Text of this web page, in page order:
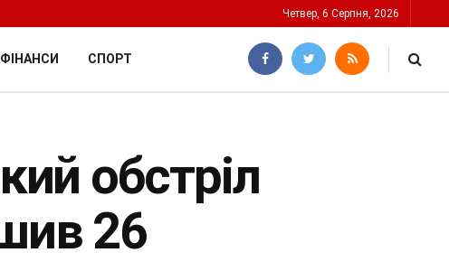
Четвер, 6 Серпня, 2026
ФІНАНСИ СПОРТ
обстріл
26